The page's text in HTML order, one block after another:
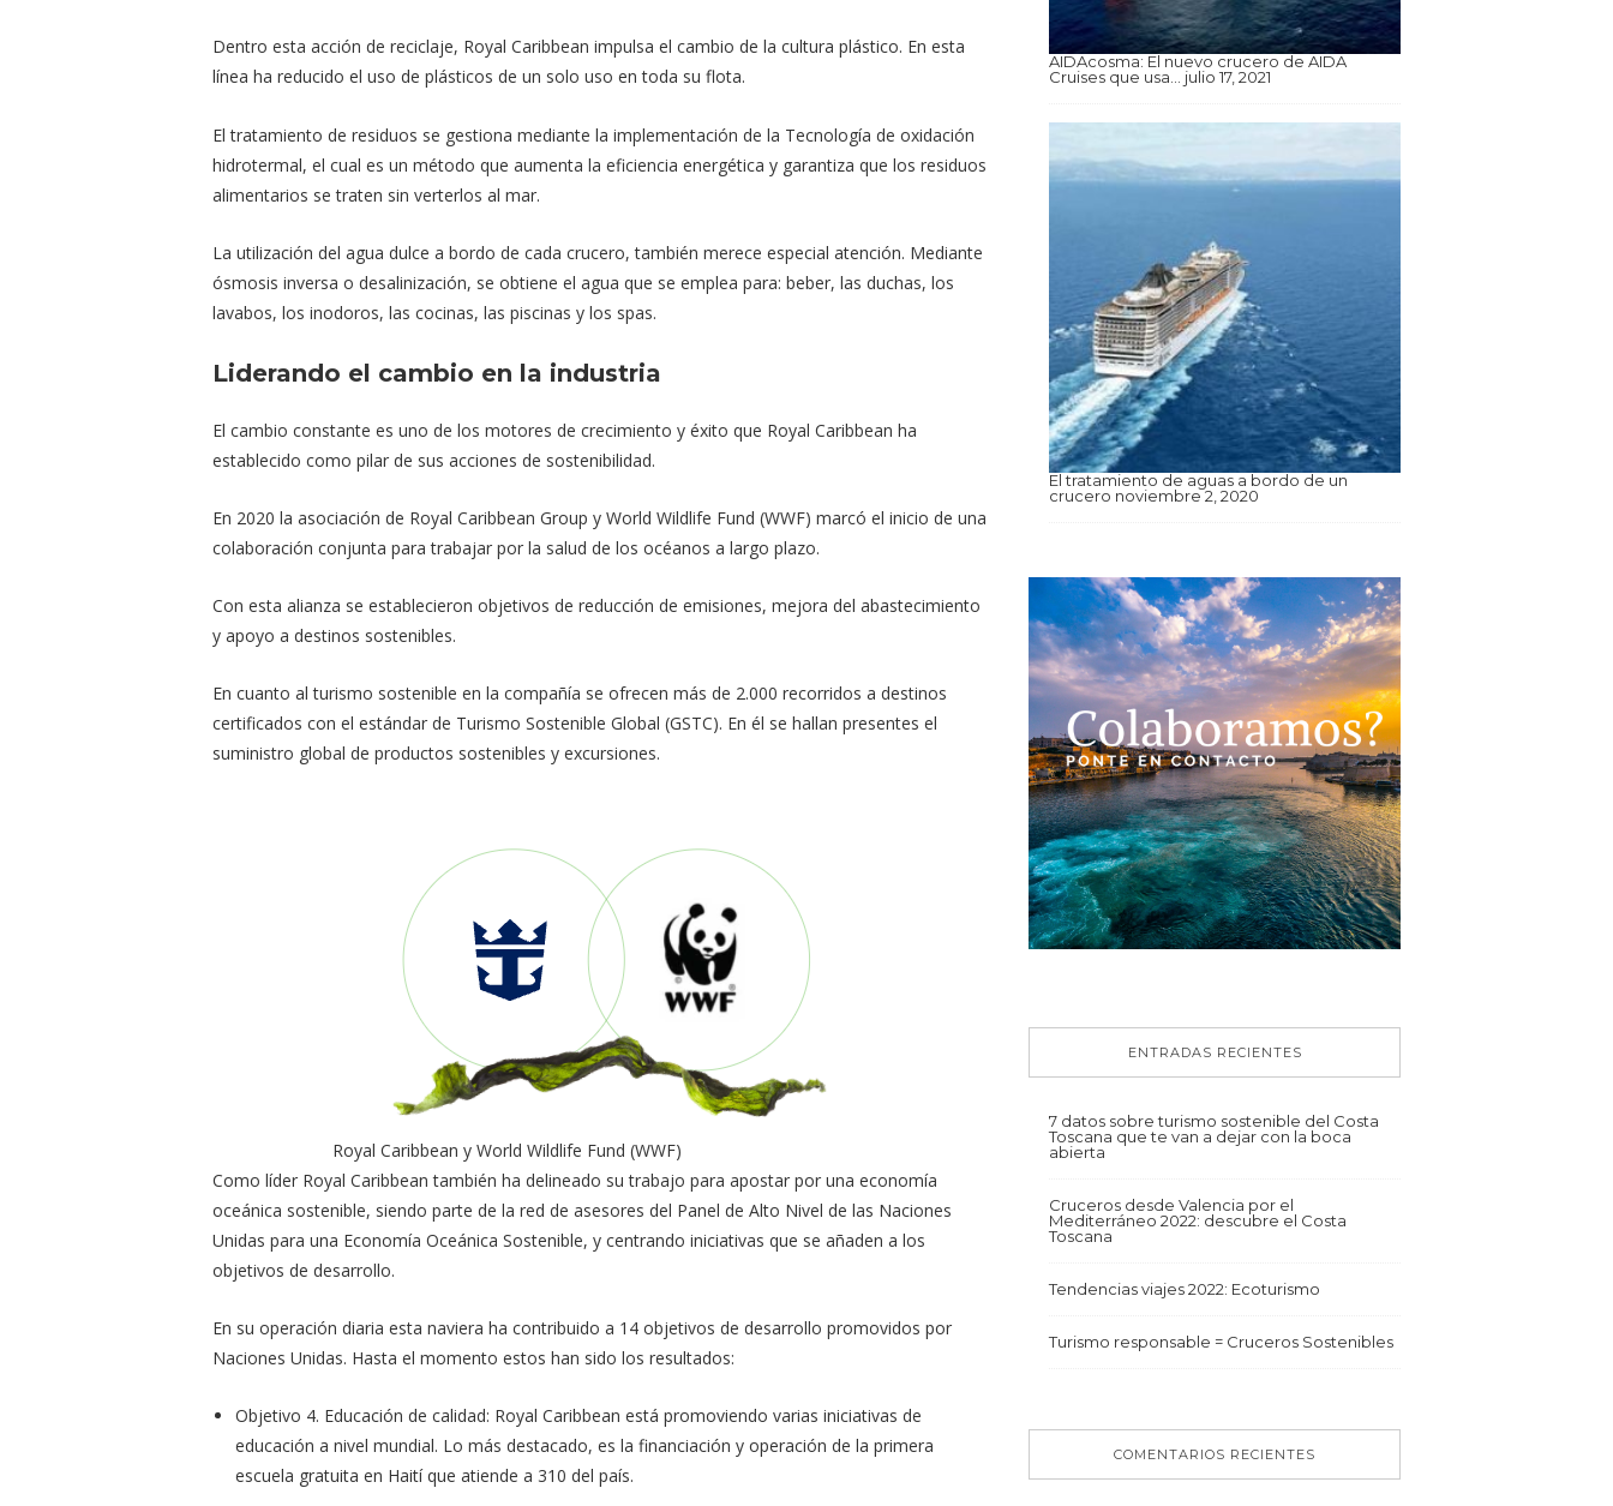
Dentro esta acción de reciclaje, Royal Caribbean impulsa el cambio de la cultura plástico. En esta
línea ha reducido el uso de plásticos de un solo uso en toda su flota.
El tratamiento de residuos se gestiona mediante la implementación de la Tecnología de oxidación
hidrotermal, el cual es un método que aumenta la eficiencia energética y garantiza que los residuos
alimentarios se traten sin verterlos al mar.
La utilización del agua dulce a bordo de cada crucero, también merece especial atención. Mediante
ósmosis inversa o desalinización, se obtiene el agua que se emplea para: beber, las duchas, los
lavabos, los inodoros, las cocinas, las piscinas y los spas.
Liderando el cambio en la industria
El cambio constante es uno de los motores de crecimiento y éxito que Royal Caribbean ha
establecido como pilar de sus acciones de sostenibilidad.
En 2020 la asociación de Royal Caribbean Group y World Wildlife Fund (WWF) marcó el inicio de una
colaboración conjunta para trabajar por la salud de los océanos a largo plazo.
Con esta alianza se establecieron objetivos de reducción de emisiones, mejora del abastecimiento
y apoyo a destinos sostenibles.
En cuanto al turismo sostenible en la compañía se ofrecen más de 2.000 recorridos a destinos
certificados con el estándar de Turismo Sostenible Global (GSTC). En él se hallan presentes el
suministro global de productos sostenibles y excursiones.
Royal Caribbean y World Wildlife Fund (WWF)
Como líder Royal Caribbean también ha delineado su trabajo para apostar por una economía
oceánica sostenible, siendo parte de la red de asesores del Panel de Alto Nivel de las Naciones
Unidas para una Economía Oceánica Sostenible, y centrando iniciativas que se añaden a los
objetivos de desarrollo.
En su operación diaria esta naviera ha contribuido a 14 objetivos de desarrollo promovidos por
Naciones Unidas. Hasta el momento estos han sido los resultados:
Objetivo 4. Educación de calidad: Royal Caribbean está promoviendo varias iniciativas de
educación a nivel mundial. Lo más destacado, es la financiación y operación de la primera
escuela gratuita en Haití que atiende a 310 del país.
AIDAcosma: El nuevo crucero de AIDA
Cruises que usa…
julio 17, 2021
El tratamiento de aguas a bordo de un
crucero noviembre 2, 2020
ENTRADAS RECIENTES
7 datos sobre turismo sostenible del Costa
Toscana que te van a dejar con la boca
abierta
Cruceros desde Valencia por el
Mediterráneo 2022: descubre el Costa
Toscana
Tendencias viajes 2022: Ecoturismo
Turismo responsable = Cruceros Sostenibles
COMENTARIOS RECIENTES